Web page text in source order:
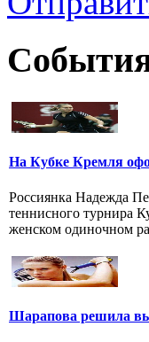
На Кубке Кремля
Россиянка Надежда
теннисного турнира
женском одиночном
Шарапова решила